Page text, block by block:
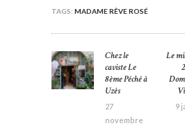
TAGS: MADAME RÊVE ROSÉ
L’ARTICLE
Previous
post:
Chez le
caviste Le
8ème Péché à
Uzès
27
novembre
Le
9